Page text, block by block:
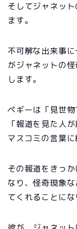
そしてジャネッ
ます。
不可解な出来事
がジャネットの
します。
ペギーは「見世物
「報道を見た人
マスコミの言葉に
その報道をきっ
なり、怪奇現象
てくれることにな